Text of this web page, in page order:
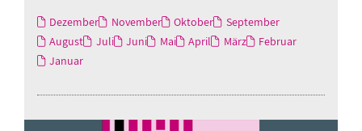
Dezember November Oktober
September
August
Juli Juni Mai April März
Februar
Januar